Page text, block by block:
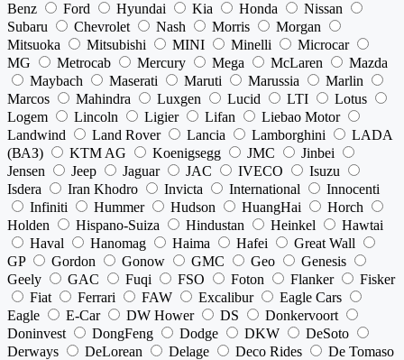
Benz
Ford Hyundai Kia Honda
Nissan
Subaru
Chevrolet Nash Morris
Morgan
Mitsuoka
Mitsubishi MINI Minelli
Microcar
MG
Metrocab Mercury Mega McLaren
Mazda
Maybach
Maserati Maruti Marussia
Marlin
Marcos
Mahindra Luxgen Lucid LTI
Lotus
Logem
Lincoln Ligier Lifan
Liebao Motor
Landwind
Land Rover Lancia Lamborghini
LADA
(ВАЗ)
KTM AG Koenigsegg JMC
Jinbei
Jensen
Jeep Jaguar JAC IVECO
Isuzu
Isdera
Iran Khodro Invicta International
Innocenti
Infiniti
Hummer Hudson HuangHai
Horch
Holden
Hispano-Suiza Hindustan Heinkel
Hawtai
Haval
Hanomag Haima Hafei
Great Wall
GP
Gordon Gonow GMC Geo
Genesis
Geely
GAC Fuqi FSO Foton Flanker
Fisker
Fiat
Ferrari FAW Excalibur
Eagle Cars
Eagle
E-Car DW Hower DS
Donkervoort
Doninvest
DongFeng Dodge DKW
DeSoto
Derways
DeLorean Delage Deco Rides
De Tomaso